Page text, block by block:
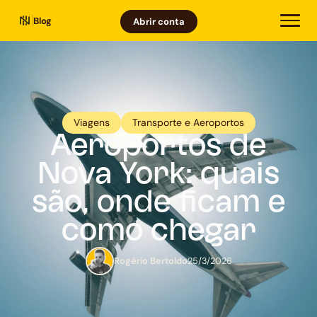
Blog Abrir conta
Viagens Transporte e Aeroportos
Aeroportos de
Nova York: quais
são, onde ficam e
como chegar
Rogério Bertoldo25/3/2026